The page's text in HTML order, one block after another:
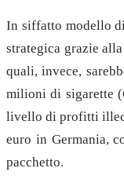
In siffatto modello
strategica grazie
quali, invece,
milioni di sigarette
livello di profitti
euro in Germania,
pacchetto.